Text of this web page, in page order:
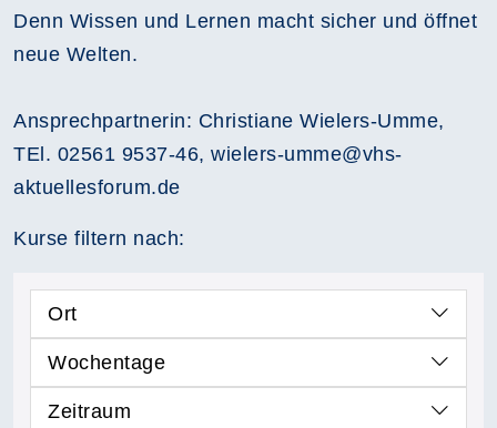
Denn Wissen und Lernen macht sicher und öffnet
neue Welten.
Ansprechpartnerin: Christiane Wielers-Umme,
TEl. 02561 9537-46, wielers-umme@vhs-
aktuellesforum.de
Kurse filtern nach:
Ort
Wochentage
Zeitraum